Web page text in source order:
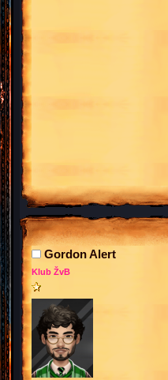
Gordon Alert
Klub ŽvB